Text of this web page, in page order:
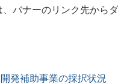
、バナーのリンク先から
発補助事業の採択状況